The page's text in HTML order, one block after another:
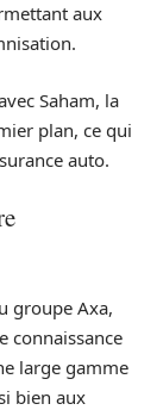
aux
Saham, la
plan, ce qui
auto.
groupe Axa,
connaissance
large gamme
bien aux